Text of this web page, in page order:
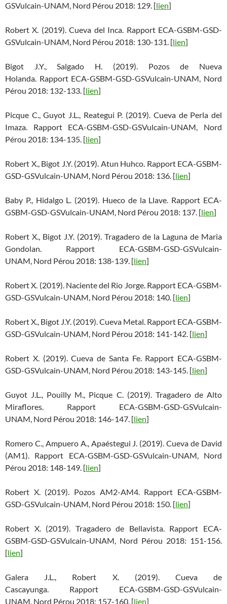
GSVulcain-UNAM, Nord Pérou 2018: 129. [lien]
Robert X. (2019). Cueva del Inca. Rapport ECA-GSBM-GSD-
GSVulcain-UNAM, Nord Pérou 2018: 130-131. [lien]
Bigot J.Y., Salgado H. (2019). Pozos de Nueva
Holanda. Rapport ECA-GSBM-GSD-GSVulcain-UNAM, Nord
Pérou 2018: 132-133. [lien]
Picque C., Guyot J.L., Reategui P. (2019). Cueva de Perla del
Imaza. Rapport ECA-GSBM-GSD-GSVulcain-UNAM, Nord
Pérou 2018: 134-135. [lien]
Robert X., Bigot J.Y. (2019). Atun Huhco. Rapport ECA-GSBM-
GSD-GSVulcain-UNAM, Nord Pérou 2018: 136. [lien]
Baby P., Hidalgo L. (2019). Hueco de la Llave. Rapport ECA-
GSBM-GSD-GSVulcain-UNAM, Nord Pérou 2018: 137. [lien]
Robert X., Bigot J.Y. (2019). Tragadero de la Laguna de Maria
Gondolan. Rapport ECA-GSBM-GSD-GSVulcain-
UNAM, Nord Pérou 2018: 138-139. [lien]
Robert X. (2019). Naciente del Rio Jorge. Rapport ECA-GSBM-
GSD-GSVulcain-UNAM, Nord Pérou 2018: 140. [lien]
Robert X., Bigot J.Y. (2019). Cueva Metal. Rapport ECA-GSBM-
GSD-GSVulcain-UNAM, Nord Pérou 2018: 141-142. [lien]
Robert X. (2019). Cueva de Santa Fe. Rapport ECA-GSBM-
GSD-GSVulcain-UNAM, Nord Pérou 2018: 143-145. [lien]
Guyot J.L., Pouilly M., Picque C. (2019). Tragadero de Alto
Miraflores. Rapport ECA-GSBM-GSD-GSVulcain-
UNAM, Nord Pérou 2018: 146-147. [lien]
Romero C., Ampuero A., Apaéstegui J. (2019). Cueva de David
(AM1). Rapport ECA-GSBM-GSD-GSVulcain-UNAM, Nord
Pérou 2018: 148-149. [lien]
Robert X. (2019). Pozos AM2-AM4. Rapport ECA-GSBM-
GSD-GSVulcain-UNAM, Nord Pérou 2018: 150. [lien]
Robert X. (2019). Tragadero de Bellavista. Rapport ECA-
GSBM-GSD-GSVulcain-UNAM, Nord Pérou 2018: 151-156.
[lien]
Galera J.L., Robert X. (2019). Cueva de
Cascayunga. Rapport ECA-GSBM-GSD-GSVulcain-
UNAM, Nord Pérou 2018: 157-160. [lien]